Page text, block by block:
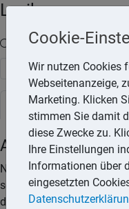
Lexika
Volltext-Suche in den
Rechtslexikon
Auslegung des
Nicht selten ist es so,
seinem eigenhändigen
diesem Fall, wenn also
Cookie-
Wir nutzen Cookies
Webseitenanzeige,
Marketing. Klicken
stimmen Sie damit
diese Zwecke zu.
Ihre Einstellungen
Informationen über
eingesetzten